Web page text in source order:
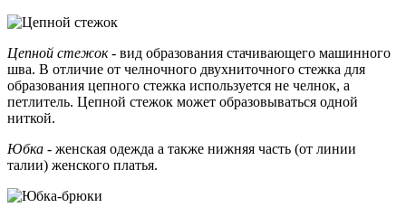
Цепной стежок- вид образования стачивающего машинного
шва. В отличие от челночного двухниточного стежка для
образования цепного стежка используется не челнок, а
петлитель. Цепной стежок может образовываться одной
ниткой.
Юбка - женская одежда а также нижняя часть (от линии
талии) женского платья.